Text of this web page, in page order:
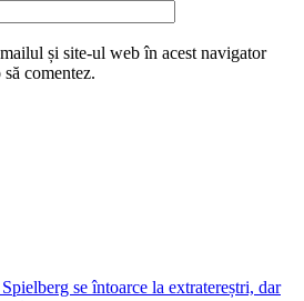
și site-ul web în acest navigator
comentez.
se întoarce la extratereștri, dar